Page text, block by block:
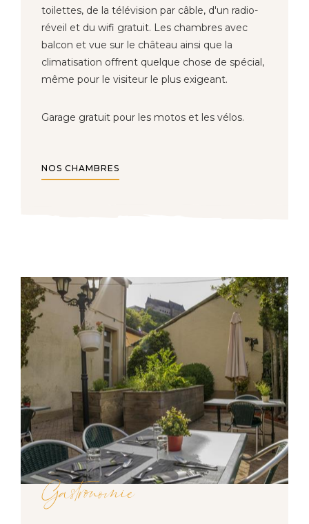
toilettes, de la télévision par câble, d'un radio-
réveil et du wifi gratuit. Les chambres avec
balcon et vue sur le château ainsi que la
climatisation offrent quelque chose de spécial,
même pour le visiteur le plus exigeant.
Garage gratuit pour les motos et les vélos.
NOS CHAMBRES
Gastronomie